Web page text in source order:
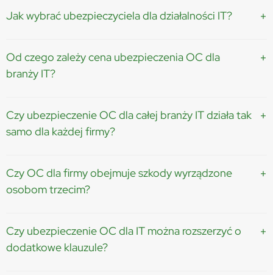
Jak wybrać ubezpieczyciela dla działalności IT?
Od czego zależy cena ubezpieczenia OC dla
branży IT?
Czy ubezpieczenie OC dla całej branży IT działa tak
samo dla każdej firmy?
Czy OC dla firmy obejmuje szkody wyrządzone
osobom trzecim?
Czy ubezpieczenie OC dla IT można rozszerzyć o
dodatkowe klauzule?